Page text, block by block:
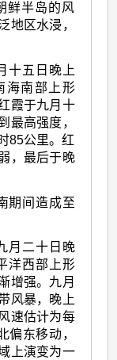
鲜半岛的风
地区水浸，
十五日晚上
海南部上形
霞于九月十
最高强度，
85公里。红
，最后于晚
期间造成至
月二十日晚
洋西部上形
增强。九月
风暴，晚上
速估计为每
偏东移动，
上演变为一